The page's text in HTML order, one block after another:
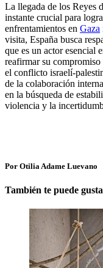
La llegada de los Reyes
instante crucial para
enfrentamientos en Gaza
visita, España busca
que es un actor esencial
reafirmar su
el conflicto israelí-
de la colaboración
en la búsqueda de
violencia y la
Por Otilia Adame Luevano
También te puede